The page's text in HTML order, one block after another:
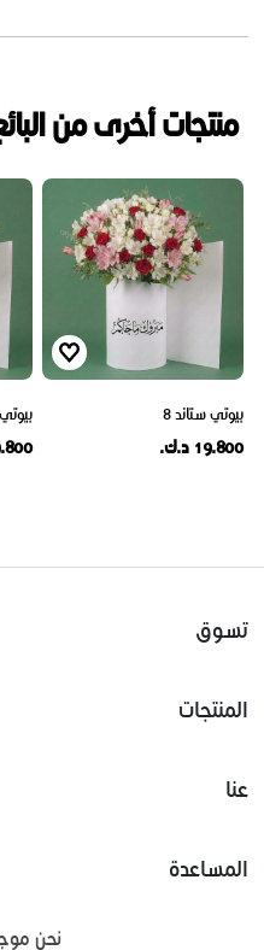
منتجات أخرى من
بيوتي ستاند 8
19.800 د.ك.
تسوق
المنتجات
عنا
المساعدة
نحن